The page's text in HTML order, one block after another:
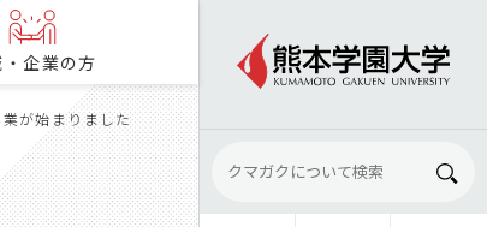
企業の方
が始まりました